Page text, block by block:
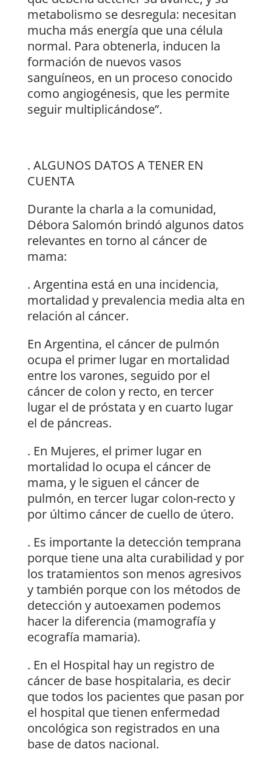
metabolismo se desregula: necesitan
mucha más energía que una célula
normal. Para obtenerla, inducen la
formación de nuevos vasos
sanguíneos, en un proceso conocido
como angiogénesis, que les permite
seguir multiplicándose”.
. ALGUNOS DATOS A TENER EN
CUENTA
Durante la charla a la comunidad,
Débora Salomón brindó algunos datos
relevantes en torno al cáncer de
mama:
. Argentina está en una incidencia,
mortalidad y prevalencia media alta en
relación al cáncer.
En Argentina, el cáncer de pulmón
ocupa el primer lugar en mortalidad
entre los varones, seguido por el
cáncer de colon y recto, en tercer
lugar el de próstata y en cuarto lugar
el de páncreas.
. En Mujeres, el primer lugar en
mortalidad lo ocupa el cáncer de
mama, y le siguen el cáncer de
pulmón, en tercer lugar colon-recto y
por último cáncer de cuello de útero.
. Es importante la detección temprana
porque tiene una alta curabilidad y por
los tratamientos son menos agresivos
y también porque con los métodos de
detección y autoexamen podemos
hacer la diferencia (mamografía y
ecografía mamaria).
. En el Hospital hay un registro de
cáncer de base hospitalaria, es decir
que todos los pacientes que pasan por
el hospital que tienen enfermedad
oncológica son registrados en una
base de datos nacional.